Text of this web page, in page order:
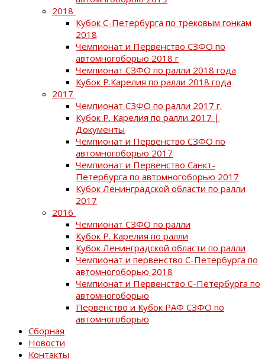
2018
Кубок С-Петербурга по трековым гонкам
2018
Чемпионат и Первенство СЗФО по
автомногоборью 2018 г
Чемпионат СЗФО по ралли 2018 года
Кубок Р.Карелия по ралли 2018 года
2017
Чемпионат СЗФО по ралли 2017 г.
Кубок Р. Карелия по ралли 2017 |
Документы
Чемпионат и Первенство СЗФО по
автомногоборью 2017
Чемпионат и Первенство Санкт-
Петербурга по автомногоборью 2017
Кубок Ленинградской области по ралли
2017
2016
Чемпионат СЗФО по ралли
Кубок Р. Карелия по ралли
Кубок Ленинградской области по ралли
Чемпионат и первенство С-Петербурга по
автомногоборью 2018
Чемпионат и Первенство С-Петербурга по
автомногоборью
Первенство и Кубок РАФ СЗФО по
автомногоборью
Сборная
Новости
Контакты